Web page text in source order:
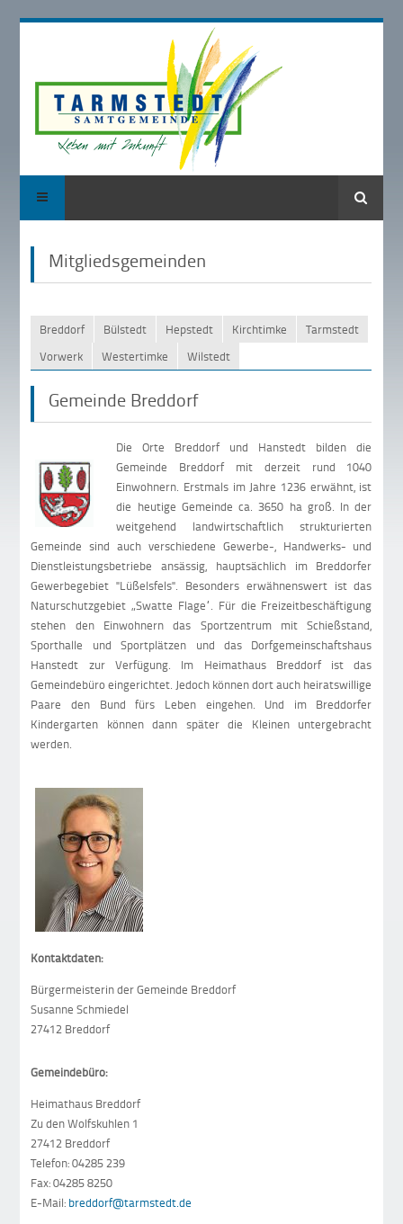
Suche
Mitgliedsgemeinden
Breddorf Bülstedt Hepstedt Kirchtimke
Tarmstedt
Vorwerk
Westertimke Wilstedt
Gemeinde Breddorf
Die Orte Breddorf und Hanstedt bilden die
Gemeinde Breddorf mit derzeit rund 1040
Einwohnern. Erstmals im Jahre 1236 erwähnt, ist
die heutige Gemeinde ca. 3650 ha groß. In der
weitgehend landwirtschaftlich strukturierten
Gemeinde sind auch verschiedene Gewerbe-, Handwerks- und
Dienstleistungsbetriebe ansässig, hauptsächlich im Breddorfer
Gewerbegebiet "Lüßelsfels". Besonders erwähnenswert ist das
Naturschutzgebiet „Swatte Flage“. Für die Freizeitbeschäftigung
stehen den Einwohnern das Sportzentrum mit Schießstand,
Sporthalle und Sportplätzen und das Dorfgemeinschaftshaus
Hanstedt zur Verfügung. Im Heimathaus Breddorf ist das
Gemeindebüro eingerichtet. Jedoch können dort auch heiratswillige
Paare den Bund fürs Leben eingehen. Und im Breddorfer
Kindergarten können dann später die Kleinen untergebracht
werden.
Kontaktdaten:
Bürgermeisterin der Gemeinde Breddorf
Susanne Schmiedel
27412 Breddorf
Gemeindebüro:
Heimathaus Breddorf
Zu den Wolfskuhlen 1
27412 Breddorf
Telefon: 04285 239
Fax: 04285 8250
E-Mail: breddorf@tarmstedt.de